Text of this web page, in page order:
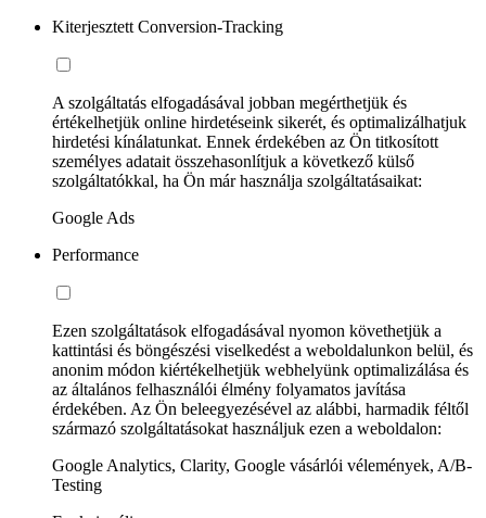
Kiterjesztett Conversion-Tracking
A szolgáltatás elfogadásával jobban megérthetjük és
értékelhetjük online hirdetéseink sikerét, és optimalizálhatjuk
hirdetési kínálatunkat. Ennek érdekében az Ön titkosított
személyes adatait összehasonlítjuk a következő külső
szolgáltatókkal, ha Ön már használja szolgáltatásaikat:
Google Ads
Performance
Ezen szolgáltatások elfogadásával nyomon követhetjük a
kattintási és böngészési viselkedést a weboldalunkon belül, és
anonim módon kiértékelhetjük webhelyünk optimalizálása és
az általános felhasználói élmény folyamatos javítása
érdekében. Az Ön beleegyezésével az alábbi, harmadik féltől
származó szolgáltatásokat használjuk ezen a weboldalon:
Google Analytics, Clarity, Google vásárlói vélemények, A/B-
Testing